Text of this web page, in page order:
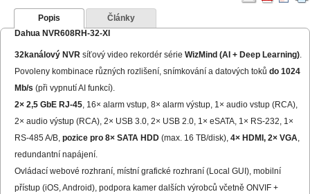
Popis
Články
Dahua NVR608RH-32-XI
32kanálový NVR síťový video rekordér série WizMind (AI + Deep Learning)
Povoleny kombinace různých rozlišení, snímkování a datových toků do 1024
Mb/s (při vypnutí AI funkcí).
2× 2,5 GbE RJ-45 , 16× alarm vstup, 8× alarm výstup, 1× audio vstup (RCA),
2× audio výstup (RCA), 2× USB 3.0, 2× USB 2.0, 1× eSATA, 1× RS-232, 1×
RS-485 A/B, pozice pro 8× SATA HDD (max. 16 TB/disk), 4× HDMI, 2× VGA
redundantní napájení.
Ovládací webové rozhraní, místní grafické rozhraní (Local GUI), mobilní
přístup (iOS, Android), podpora kamer dalších výrobců včetně ONVIF +